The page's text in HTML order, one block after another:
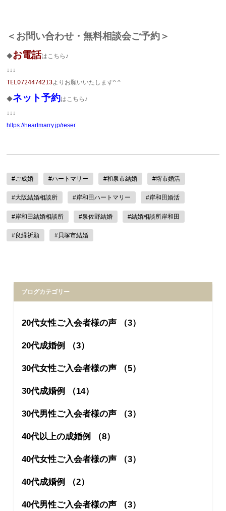
＜ お問い合わせ・無料相談会ご予約 ＞
◆お電話はこちら♪
↓↓↓
TEL0724474213よりお願いいたします^ ^
◆ネット予約はこちら♪
↓↓↓
https://heartmarry.jp/reser
#ご成婚 #ハートマリー #和泉市結婚 #堺市婚活
#大阪結婚相談所 #岸和田ハートマリー #岸和田婚活
#岸和田結婚相談所 #泉佐野結婚 #結婚相談所岸和田
#良縁祈願 #貝塚市結婚
ブログカテゴリー
20代女性ご入会者様の声 （3）
20代成婚例 （3）
30代女性ご入会者様の声 （5）
30代成婚例 （14）
30代男性ご入会者様の声 （3）
40代以上の成婚例 （8）
40代女性ご入会者様の声 （3）
40代成婚例 （2）
40代男性ご入会者様の声 （3）